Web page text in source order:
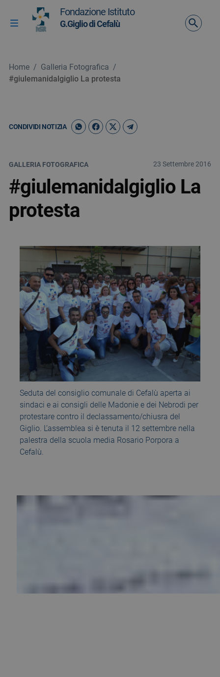
Vai ai contenuti
Vai al menu di navigazione
Vai al footer
Attiva / disattiva la navigazione
Fondazione Istituto
G.Giglio di Cefalù
Home / Galleria Fotografica /
#giulemanidalgiglio La protesta
CONDIVIDI NOTIZIA
GALLERIA FOTOGRAFICA 23 Settembre 2016
#giulemanidalgiglio La
protesta
Seduta del consiglio comunale di Cefalù aperta ai
sindaci e ai consigli delle Madonie e dei Nebrodi per
protestare contro il declassamento/chiusra del
Giglio. L’assemblea si è tenuta il 12 settembre nella
palestra della scuola media Rosario Porpora a
Cefalù.